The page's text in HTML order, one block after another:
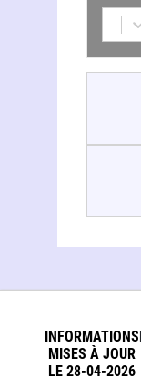
INFORMATIONS
MISES À JOUR
LE 28-04-2026